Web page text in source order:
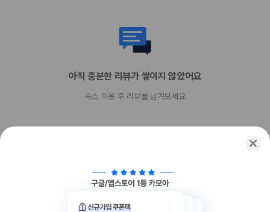
객실당 허용 최대 반려동물 수 - 1
반려동물 허용 최대 무게(1마리당, 파운드 기준) 50
장애인 안내 동물 동반 가능
장애인 안내 동물은 요금 및 제한 사항이 면제됩니다.
아직 충분한 리뷰가 쌓이지 않았어요
숙소 이용 후 리뷰를 남겨보세요
함께 가는 친구에게 정보를 공유해보세요